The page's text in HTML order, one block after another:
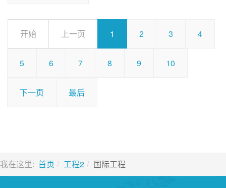
开始 上一页 1 2 3 4
5 6 7 8 9 10
下一页 最后
我在这里: 首页 工程2 国际工程